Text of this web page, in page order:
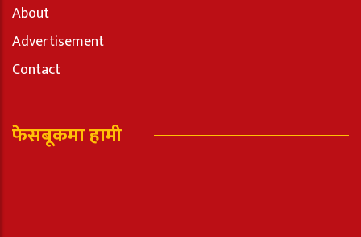
About
Advertisement
Contact
फेसबूकमा हामी